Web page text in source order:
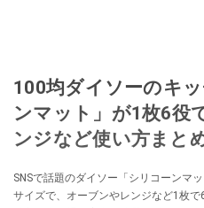
100均ダイソーのキ
ンマット」​​が1枚6役
ンジなど使い方まと
SNSで話題のダイソー「シリコーンマ
サイズで、オーブンやレンジなど1枚